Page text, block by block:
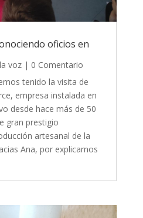
oficios en
voz| 0 Comentario
tenido la visita de
empresa instalada en
desde hace más de 50
gran prestigio
artesanal de la
Ana, por explicarnos